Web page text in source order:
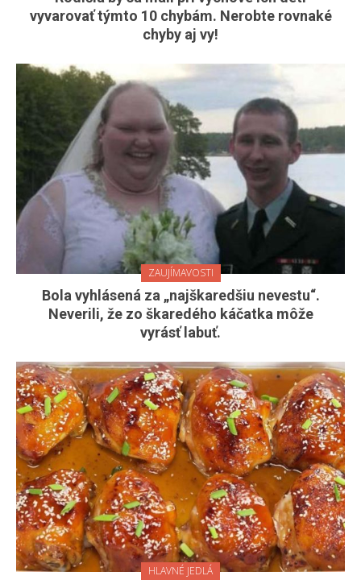
vyvarovať týmto 10 chybám. Nerobte rovnaké
chyby aj vy!
ZAUJÍMAVOSTI
Bola vyhlásená za „najškaredšiu nevestu“.
Neverili, že zo škaredého káčatka môže
vyrásť labuť.
HLAVNÉ JEDLÁ